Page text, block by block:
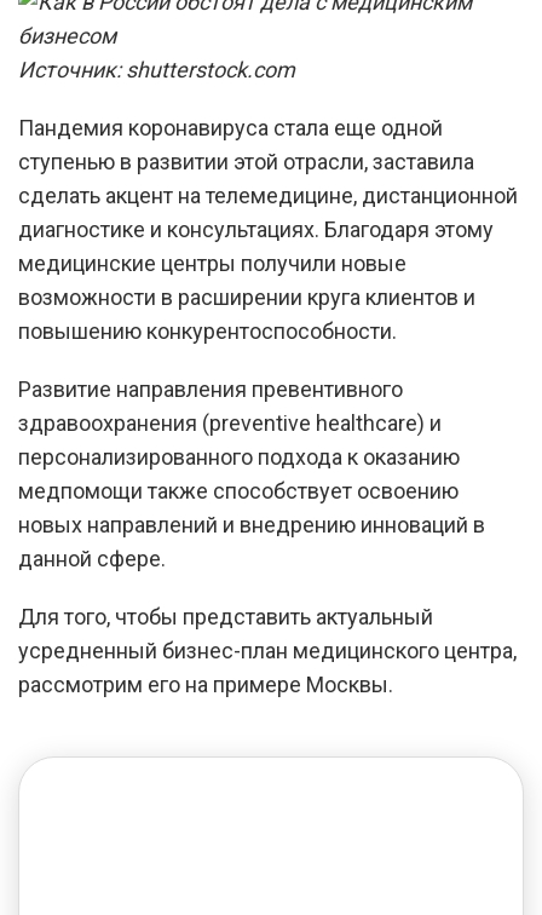
Источник: shutterstock.com
Пандемия коронавируса стала еще одной
ступенью в развитии этой отрасли, заставила
сделать акцент на телемедицине, дистанционной
диагностике и консультациях. Благодаря этому
медицинские центры получили новые
возможности в расширении круга клиентов и
повышению конкурентоспособности.
Развитие направления превентивного
здравоохранения (preventive healthcare) и
персонализированного подхода к оказанию
медпомощи также способствует освоению
новых направлений и внедрению инноваций в
данной сфере.
Для того, чтобы представить актуальный
усредненный бизнес-план медицинского центра,
рассмотрим его на примере Москвы.